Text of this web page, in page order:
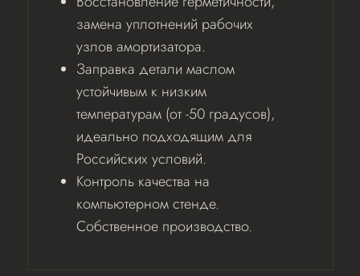
замена уплотнений рабочих
узлов амортизатора.
Заправка детали маслом
устойчивым к низким
температурам (от -50 градусов),
идеально подходящим для
Российских условий.
Контроль качества на
компьютерном стенде.
Собственное производство.